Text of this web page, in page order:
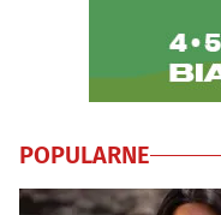
POPULARNE